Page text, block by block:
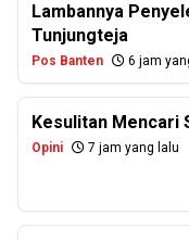
Lambannya
Tunjungteja
Pos Banten 6 jam
Kesulitan Mencari
Opini 7 jam yang lalu